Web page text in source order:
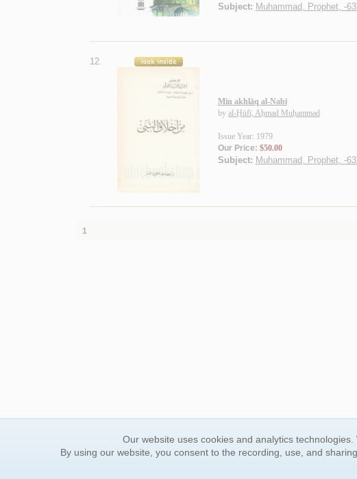
Subject: Muhammad, Prophet, -
12.
Min akhlāq al-Nabī
by al-Ḥūfī, Aḥmad Muḥammad
Issue Year: 1979
Our Price: $50.00
Subject: Muhammad, Prophet, -
1
Our website uses cookies and analytics
By using our website, you consent to the recording, use, and